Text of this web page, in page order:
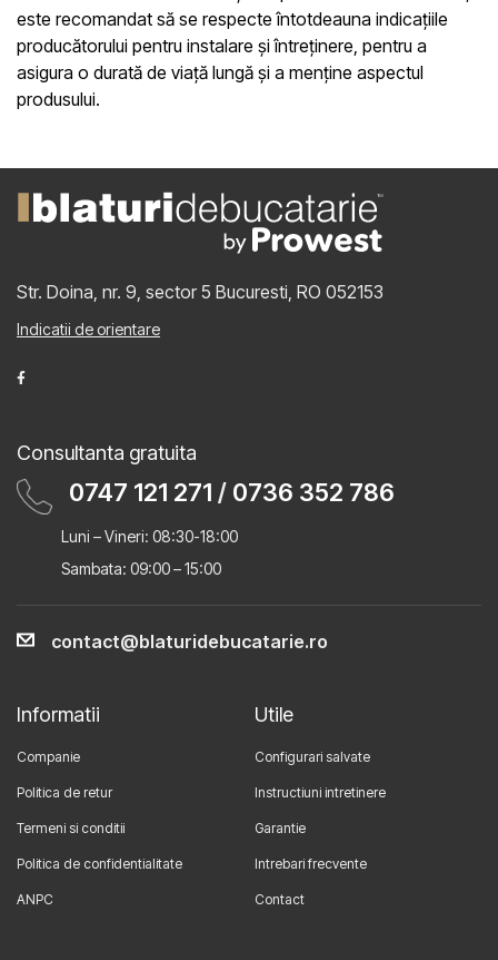
este recomandat să se respecte întotdeauna indicațiile
producătorului pentru instalare și întreținere, pentru a
asigura o durată de viață lungă și a menține aspectul
produsului.
Str. Doina, nr. 9, sector 5 Bucuresti, RO 052153
Indicatii de orientare
Consultanta gratuita
0747 121 271 / 0736 352 786
Luni – Vineri: 08:30-18:00
Sambata: 09:00 – 15:00
contact@blaturidebucatarie.ro
Informatii
Companie
Politica de retur
Termeni si conditii
Politica de confidentialitate
ANPC
Utile
Configurari salvate
Instructiuni intretinere
Garantie
Intrebari frecvente
Contact